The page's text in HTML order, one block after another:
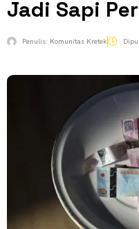
Jadi Sapi
Penulis: Komunitas Kretek